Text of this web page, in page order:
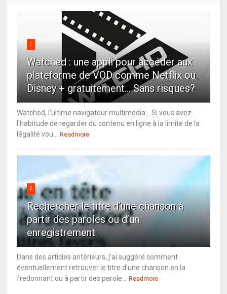
1
Watched : une appli pour accéder aux
plateforme de VOD comme Netflix ou
Disney + gratuitement... Sans risques?
Watched, l'ultime navigateur multimédia... Si vous avez
l'habitude de regarder du contenu en ligne à la limite de la
légalité vou... Readmore
2
Rechercher le titre d’une chanson à
partir des paroles ou d’un
enregistrement
Dans des articles antérieurs, j’ai suggéré comment
éventuellement retrouver le titre d’une chanson en la
fredonnant ou à partir des parole... Readmore